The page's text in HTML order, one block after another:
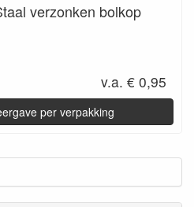
verzonken bolkop
v.a. € 0,95
per verpakking